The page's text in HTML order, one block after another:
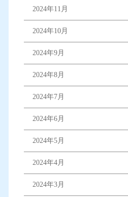
2024年11月
2024年10月
2024年9月
2024年8月
2024年7月
2024年6月
2024年5月
2024年4月
2024年3月